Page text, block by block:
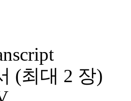
(최대 2 장)